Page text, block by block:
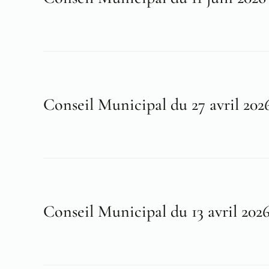
Conseil Municipal du 27 avril
Conseil Municipal du 13 avril